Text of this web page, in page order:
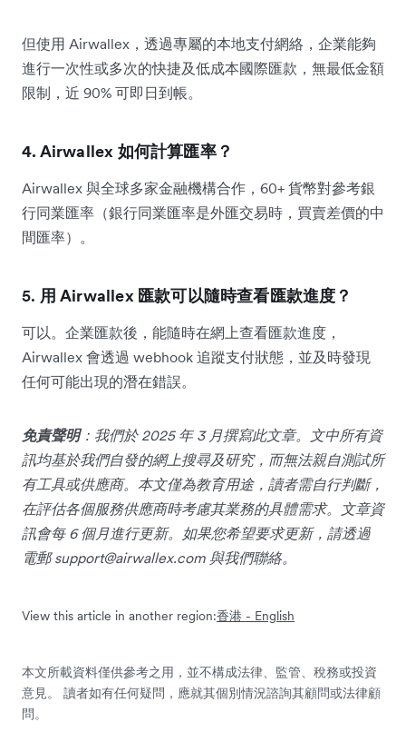
但使用 Airwallex，透過專屬的本地支付網絡，企業能夠
進行一次性或多次的快捷及低成本國際匯款，無最低金額
限制，近 90% 可即日到帳。
4. Airwallex 如何計算匯率？
Airwallex 與全球多家金融機構合作，60+ 貨幣對參考銀
行同業匯率（銀行同業匯率是外匯交易時，買賣差價的中
間匯率）。
5. 用 Airwallex 匯款可以隨時查看匯款進度？
可以。企業匯款後，能隨時在網上查看匯款進度，
Airwallex 會透過 webhook 追蹤支付狀態，並及時發現
任何可能出現的潛在錯誤。
免責聲明：我們於 2025 年 3 月撰寫此文章。文中所有資
訊均基於我們自發的網上搜尋及研究，而無法親自測試所
有工具或供應商。本文僅為教育用途，讀者需自行判斷，
在評估各個服務供應商時考慮其業務的具體需求。文章資
訊會每 6 個月進行更新。如果您希望要求更新，請透過
電郵support@airwallex.com 與我們聯絡。
View this article in another region:香港 - English
本文所載資料僅供參考之用，並不構成法律、監管、稅務或投資
意見。 讀者如有任何疑問，應就其個別情況諮詢其顧問或法律顧
問。